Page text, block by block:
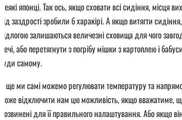
деякі японці. Так ось, якщо сховати всі сидіння, місця
від заздрості зробили б харакірі. А якщо витягти
підлогою залишаються величезні сховища для чого
речі, або перетягнути з погрібу мішки з картоплею і
туди самому.
А ще ми самі можемо регулювати температуру та
може відключити нам цю можливість, якщо вважатиме,
розвинені для її правильного налаштування. Або якщо